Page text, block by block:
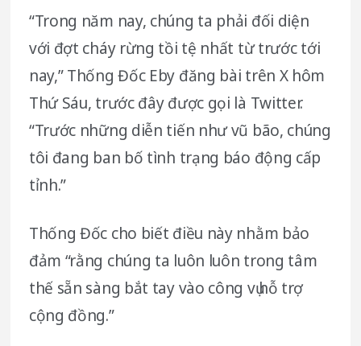
“Trong năm nay, chúng ta phải đối diện
với đợt cháy rừng tồi tệ nhất từ trước tới
nay,” Thống Đốc Eby đăng bài trên X hôm
Thứ Sáu, trước đây được gọi là Twitter.
“Trước những diễn tiến như vũ bão, chúng
tôi đang ban bố tình trạng báo động cấp
tỉnh.”
Thống Đốc cho biết điều này nhằm bảo
đảm “rằng chúng ta luôn luôn trong tâm
thế sẵn sàng bắt tay vào công vụ hỗ trợ
cộng đồng.”